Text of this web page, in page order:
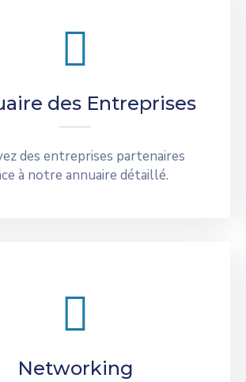
des Entreprises
des entreprises partenaires
à notre annuaire détaillé.
Networking